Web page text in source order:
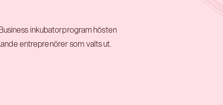
inkubatorprogram hösten
entreprenörer som valts ut.